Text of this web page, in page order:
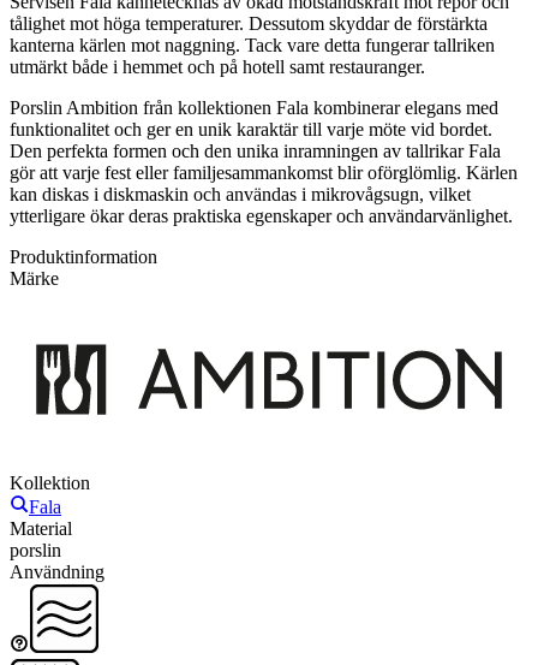
tålighet mot höga temperaturer. Dessutom skyddar de förstärkta
kanterna kärlen mot naggning. Tack vare detta fungerar tallriken
utmärkt både i hemmet och på hotell samt restauranger.
Porslin Ambition från kollektionen Fala kombinerar elegans med
funktionalitet och ger en unik karaktär till varje möte vid bordet.
Den perfekta formen och den unika inramningen av tallrikar Fala
gör att varje fest eller familjesammankomst blir oförglömlig. Kärlen
kan diskas i diskmaskin och användas i mikrovågsugn, vilket
ytterligare ökar deras praktiska egenskaper och användarvänlighet.
Produktinformation
Märke
Kollektion
Fala
Material
porslin
Användning